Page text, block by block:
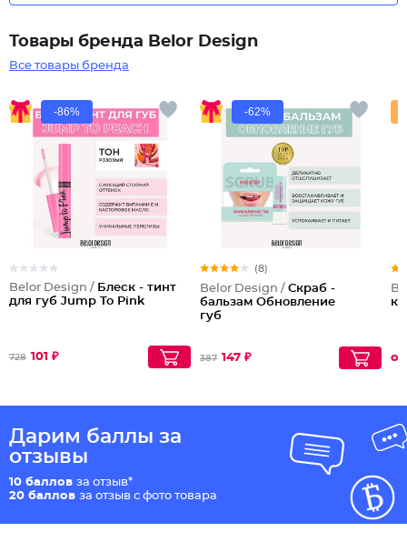
Товары бренда Belor Design
Все товары бренда
-86%
Belor Design / Блеск - тинт
для губ Jump To Pink
728 101 ₽
-62%
(8)
Belor Design / Скраб -
бальзам Обновление
губ
387 147 ₽
Дарим баллы за
отзывы
10 баллов за отзыв*
20 баллов за отзыв с фото товара